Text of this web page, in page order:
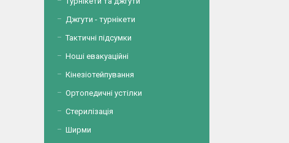
Джгути - турнікети
Тактичні підсумки
Ноші евакуаційні
Кінезіотейпування
Ортопедичні устілки
Стерилізація
Ширми